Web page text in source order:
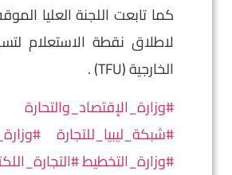
كما تابعت اللجنة العليا
لاطلاق نقطة الاستعلام
الخارجية (TFU) .
#وزارة_الإقتصاد_والتحارة
#شبكة_ليبيا_للتجارة
#وزارة_التخطيط